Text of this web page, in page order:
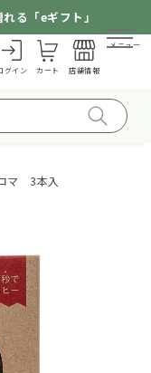
る「eギフト」
グイン カート 店舗情報
メニュー
マ 3本入